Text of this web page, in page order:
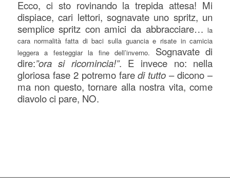
Ecco, ci sto rovinando la trepida attesa! Mi
dispiace, cari lettori, sognavate uno spritz, un
semplice spritz con amici da abbracciare… la
cara normalità fatta di baci sulla guancia e risate in camicia
leggera a festeggiar la fine dell’inverno. Sognavate di
dire:”ora si ricomincia!”. E invece no: nella
gloriosa fase 2 potremo faredi tutto – dicono –
ma non questo, tornare alla nostra vita, come
diavolo ci pare, NO.